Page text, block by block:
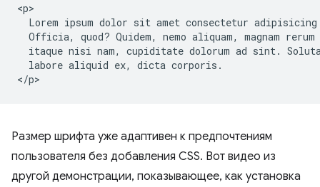
<p>
Lorem ipsum dolor sit amet consectetur adipisicing
Officia, quod? Quidem, nemo aliquam, magnam rerum
itaque nisi nam, cupiditate dolorum ad sint.
  labore aliquid ex, dicta corporis.
Размер шрифта уже адаптивен к предпочтениям
пользователя без добавления CSS. Вот видео из
другой демонстрации, показывающее, как установка